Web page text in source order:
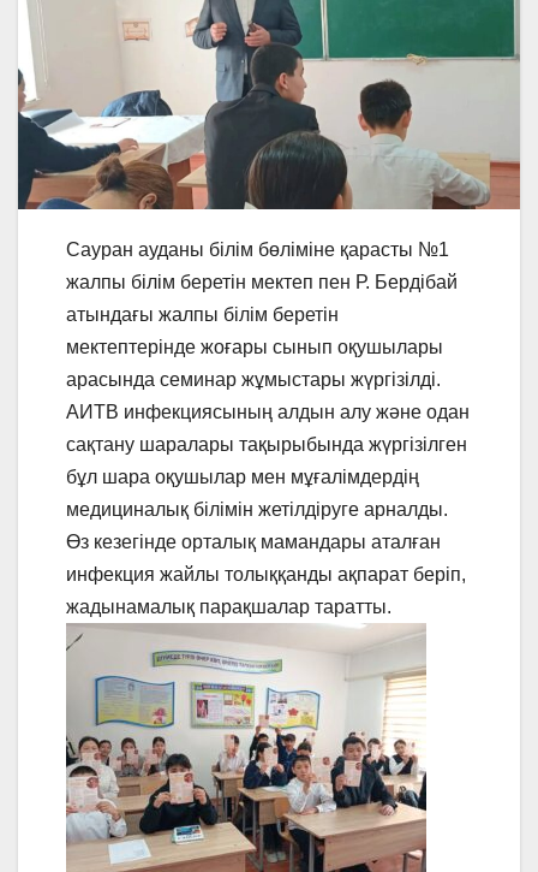
Сауран ауданы білім бөліміне қарасты №1
жалпы білім беретін мектеп пен Р. Бердібай
атындағы жалпы білім беретін
мектептерінде жоғары сынып оқушылары
арасында семинар жұмыстары жүргізілді.
АИТВ инфекциясының алдын алу және одан
сақтану шаралары тақырыбында жүргізілген
бұл шара оқушылар мен мұғалімдердің
медициналық білімін жетілдіруге арналды.
Өз кезегінде орталық мамандары аталған
инфекция жайлы толыққанды ақпарат беріп,
жадынамалық парақшалар таратты.